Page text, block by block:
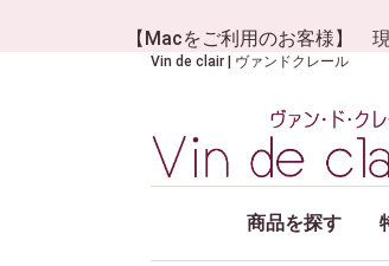
【Macをご利用のお客様】
Vin de clair | ヴァンドクレール
商品を探す